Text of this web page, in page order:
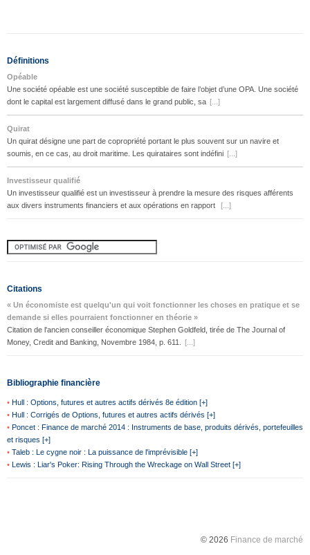
Définitions
Opéable
Une société opéable est une société susceptible de faire l’objet d’une OPA. Une société
dont le capital est largement diffusé dans le grand public, sa [...]
Quirat
Un quirat désigne une part de copropriété portant le plus souvent sur un navire et
soumis, en ce cas, au droit maritime. Les quirataires sont indéfini [...]
Investisseur qualifié
Un investisseur qualifié est un investisseur à prendre la mesure des risques afférents
aux divers instruments financiers et aux opérations en rapport
[...]
Citations
« Un économiste est quelqu'un qui voit fonctionner les choses en pratique et se
demande si elles pourraient fonctionner en théorie »
Citation de l'ancien conseiller économique Stephen Goldfeld, tirée de The Journal of
Money, Credit and Banking, Novembre 1984, p. 611.
[...]
Bibliographie financière
• Hull : Options, futures et autres actifs dérivés 8e édition [+]
• Hull : Corrigés de Options, futures et autres actifs dérivés [+]
• Poncet : Finance de marché 2014 : Instruments de base, produits dérivés, portefeuilles
et risques [+]
• Taleb : Le cygne noir : La puissance de l'imprévisible [+]
• Lewis : Liar's Poker: Rising Through the Wreckage on Wall Street [+]
© 2026 Finance de marché